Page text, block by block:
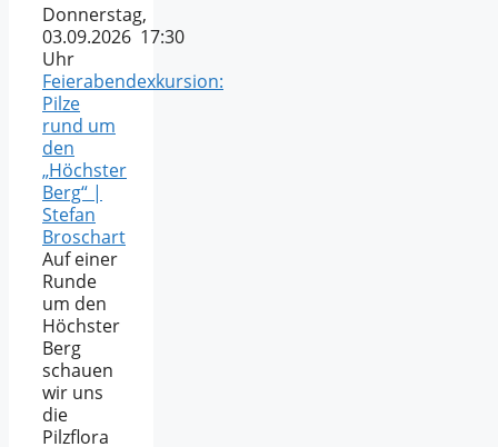
Donnerstag,
03.09.2026 17:30
Uhr
Feierabendexkursion:
Pilze
rund um
den
„Höchster
Berg“ |
Stefan
Broschart
Auf einer
Runde
um den
Höchster
Berg
schauen
wir uns
die
Pilzflora